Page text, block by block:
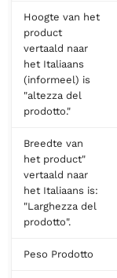
Hoogte van het
product
vertaald naar
het Italiaans
(informeel) is
"altezza del
prodotto."
Breedte van
het product"
vertaald naar
het Italiaans is:
"Larghezza del
prodotto".
Peso Prodotto